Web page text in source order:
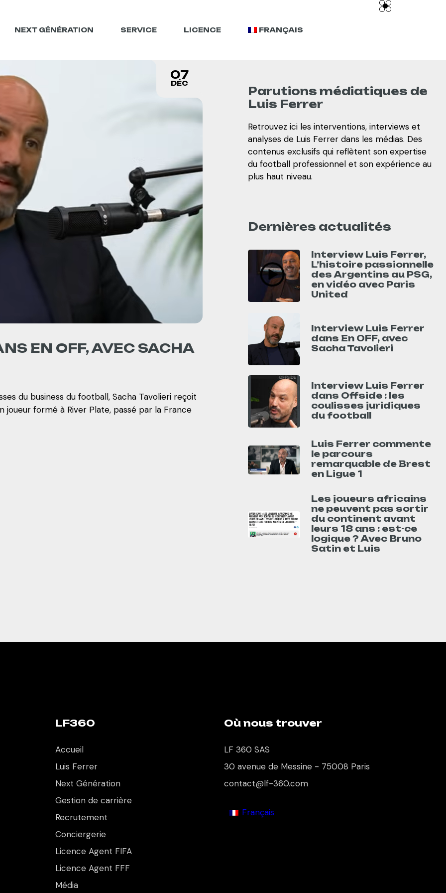
NEXT GÉNÉRATION SERVICE LICENCE FRANÇAIS
07
DÉC
EN OFF, AVEC SACHA
du business du football, Sacha Tavolieri reçoit
joueur formé à River Plate, passé par la France
Parutions médiatiques de
Luis Ferrer
Retrouvez ici les interventions, interviews et
analyses de Luis Ferrer dans les médias. Des
contenus exclusifs qui reflètent son expertise
du football professionnel et son expérience au
plus haut niveau.
Dernières actualités
Interview Luis Ferrer,
L’histoire passionnelle
des Argentins au PSG,
en vidéo avec Paris
United
Interview Luis Ferrer
dans En OFF, avec
Sacha Tavolieri
Interview Luis Ferrer
dans Offside : les
coulisses juridiques
du football
Luis Ferrer commente
le parcours
remarquable de Brest
en Ligue 1
Les joueurs africains
ne peuvent pas sortir
du continent avant
leurs 18 ans : est-ce
logique ? Avec Bruno
Satin et Luis
LF360
Accueil
Luis Ferrer
Next Génération
Gestion de carrière
Recrutement
Conciergerie
Licence Agent FIFA
Licence Agent FFF
Média
Où nous trouver
LF 360 SAS
30 avenue de Messine - 75008 Paris
contact@lf-360.com
Français